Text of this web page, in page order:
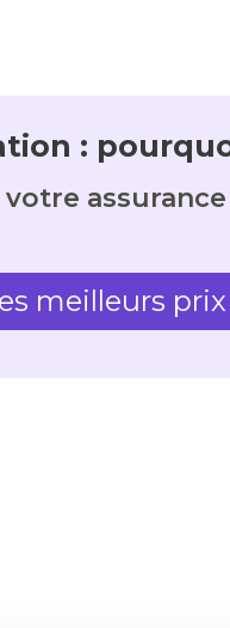
:
meilleurs prix